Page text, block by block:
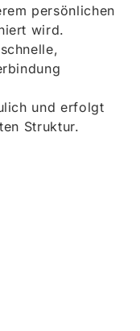
persönlichen
wird.
und erfolgt
Struktur.